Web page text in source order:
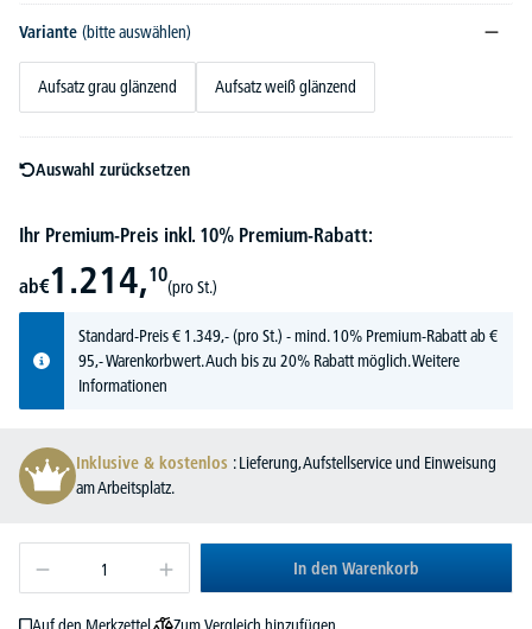
Variante (bitte auswählen)
Aufsatz grau glänzend Aufsatz weiß glänzend
Auswahl zurücksetzen
Ihr Premium-Preis inkl. 10% Premium-Rabatt:
ab€1.214,10
(pro St.)
Standard-Preis€ 1.349,-(pro St.) - mind. 10% Premium-Rabatt ab €
95,- Warenkorbwert. Auch bis zu 20% Rabatt möglich.Weitere
Informationen
Inklusive & kostenlos : Lieferung, Aufstellservice und Einweisung
am Arbeitsplatz.
In den Warenkorb